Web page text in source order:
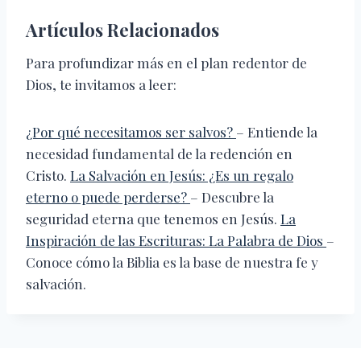
Artículos Relacionados
Para profundizar más en el plan redentor de
Dios, te invitamos a leer:
¿Por qué necesitamos ser salvos? – Entiende la
necesidad fundamental de la redención en
Cristo. La Salvación en Jesús: ¿Es un regalo
eterno o puede perderse? – Descubre la
seguridad eterna que tenemos en Jesús. La
Inspiración de las Escrituras: La Palabra de Dios –
Conoce cómo la Biblia es la base de nuestra fe y
salvación.